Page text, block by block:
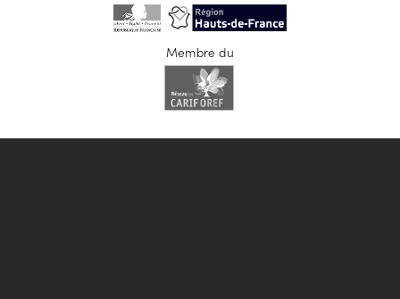
Membre du